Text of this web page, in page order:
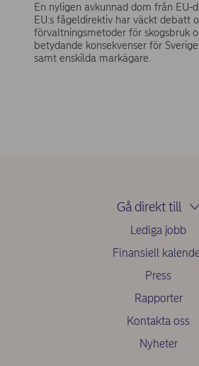
En nyligen avkunnad dom från EU-
EU:s fågeldirektiv har väckt debatt
förvaltningsmetoder för skogsbruk
betydande konsekvenser för
samt enskilda markägare.
Gå direkt till
Lediga jobb
Finansiell
Press
Rapporter
Kontakta oss
Nyheter